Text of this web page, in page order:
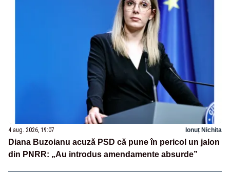
4 aug. 2026, 19:07 Ionuț Nichita
Diana Buzoianu acuză PSD că pune în pericol un jalon
din PNRR: „Au introdus amendamente absurde”